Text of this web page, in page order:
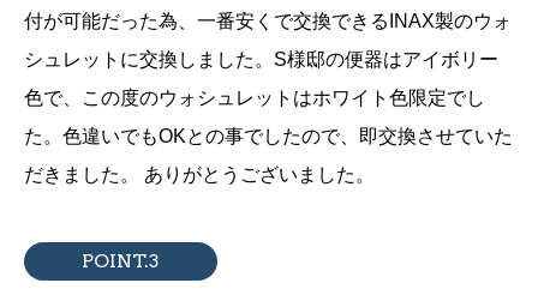
付が可能だった為、一番安くで交換できるINAX製のウォ
シュレットに交換しました。S様邸の便器はアイボリー
色で、この度のウォシュレットはホワイト色限定でし
た。色違いでもOKとの事でしたので、即交換させていた
だきました。
ありがとうございました。
POINT.3